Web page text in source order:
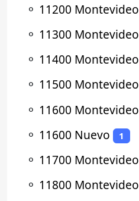
⚬ 11200 Montevideo
⚬ 11300 Montevideo
⚬ 11400 Montevideo
⚬ 11500 Montevideo
⚬ 11600 Montevideo
⚬ 11600 Nuevo 1
⚬ 11700 Montevideo
⚬ 11800 Montevideo